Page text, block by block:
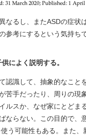
なるし、またASDの症
参考にするという気持ち
によく説明する。
認識して、抽象的なこと
苦手だったり、周りの現
ルスか、なぜ家にとどま
ならない。この目的で、
使う可能性もある。また